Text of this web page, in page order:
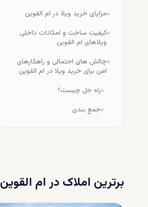
مزایای خرید ویلا در ام القوین
کیفیت ساخت و امکانات داخلی
ویلاهای ام القوین
چالش های احتمالی و راهکارهای
امن برای خرید ویلا در ام القوین
راه حل چیست؟
جمع بندی
برترین املاک در ام القوین